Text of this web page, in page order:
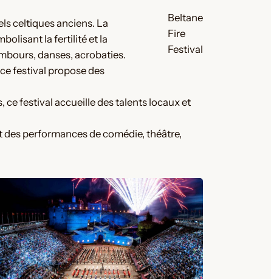
Beltane
Fire
Festival
celtiques anciens. La
la fertilité et la
danses, acrobaties.
festival propose des
ce festival accueille des talents locaux et
des performances de comédie, théâtre,